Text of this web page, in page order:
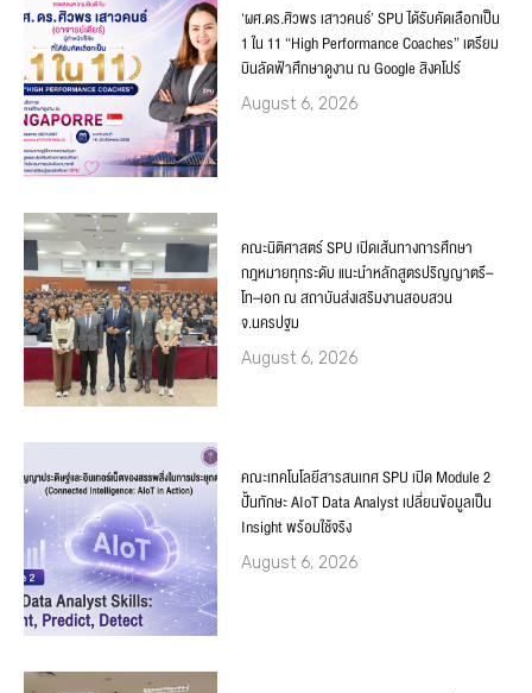
‘ผศ.ดร.ศิวพร เสาวคนธ์’ SPU ได้รับคัดเลือกเป็น
1 ใน 11 “High Performance Coaches” เตรียม
บินลัดฟ้าศึกษาดูงาน ณ Google สิงคโปร์
August 6, 2026
คณะนิติศาสตร์ SPU เปิดเส้นทางการศึกษา
กฎหมายทุกระดับ แนะนำหลักสูตรปริญญาตรี–
โท–เอก ณ สถาบันส่งเสริมงานสอบสวน
จ.นครปฐม
August 6, 2026
คณะเทคโนโลยีสารสนเทศ SPU เปิด Module 2
ปั้นทักษะ AIoT Data Analyst เปลี่ยนข้อมูลเป็น
Insight พร้อมใช้จริง
August 6, 2026